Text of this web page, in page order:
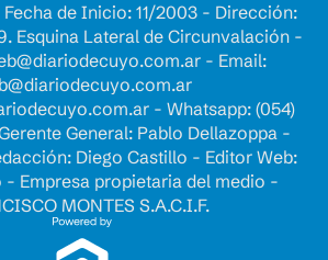
de Inicio: 11/2003 - Dirección:
Esquina Lateral de Circunvalación -
- Email:
- Whatsapp: (054)
General: Pablo Dellazoppa -
Diego Castillo - Editor Web:
- Empresa propietaria del medio -
MONTES S.A.C.I.F.